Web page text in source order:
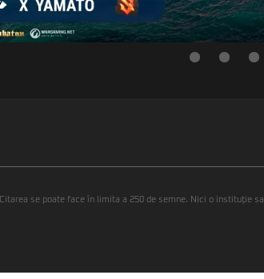
Citarea se poate face în limita a 250 de semne. Nici o instituţie